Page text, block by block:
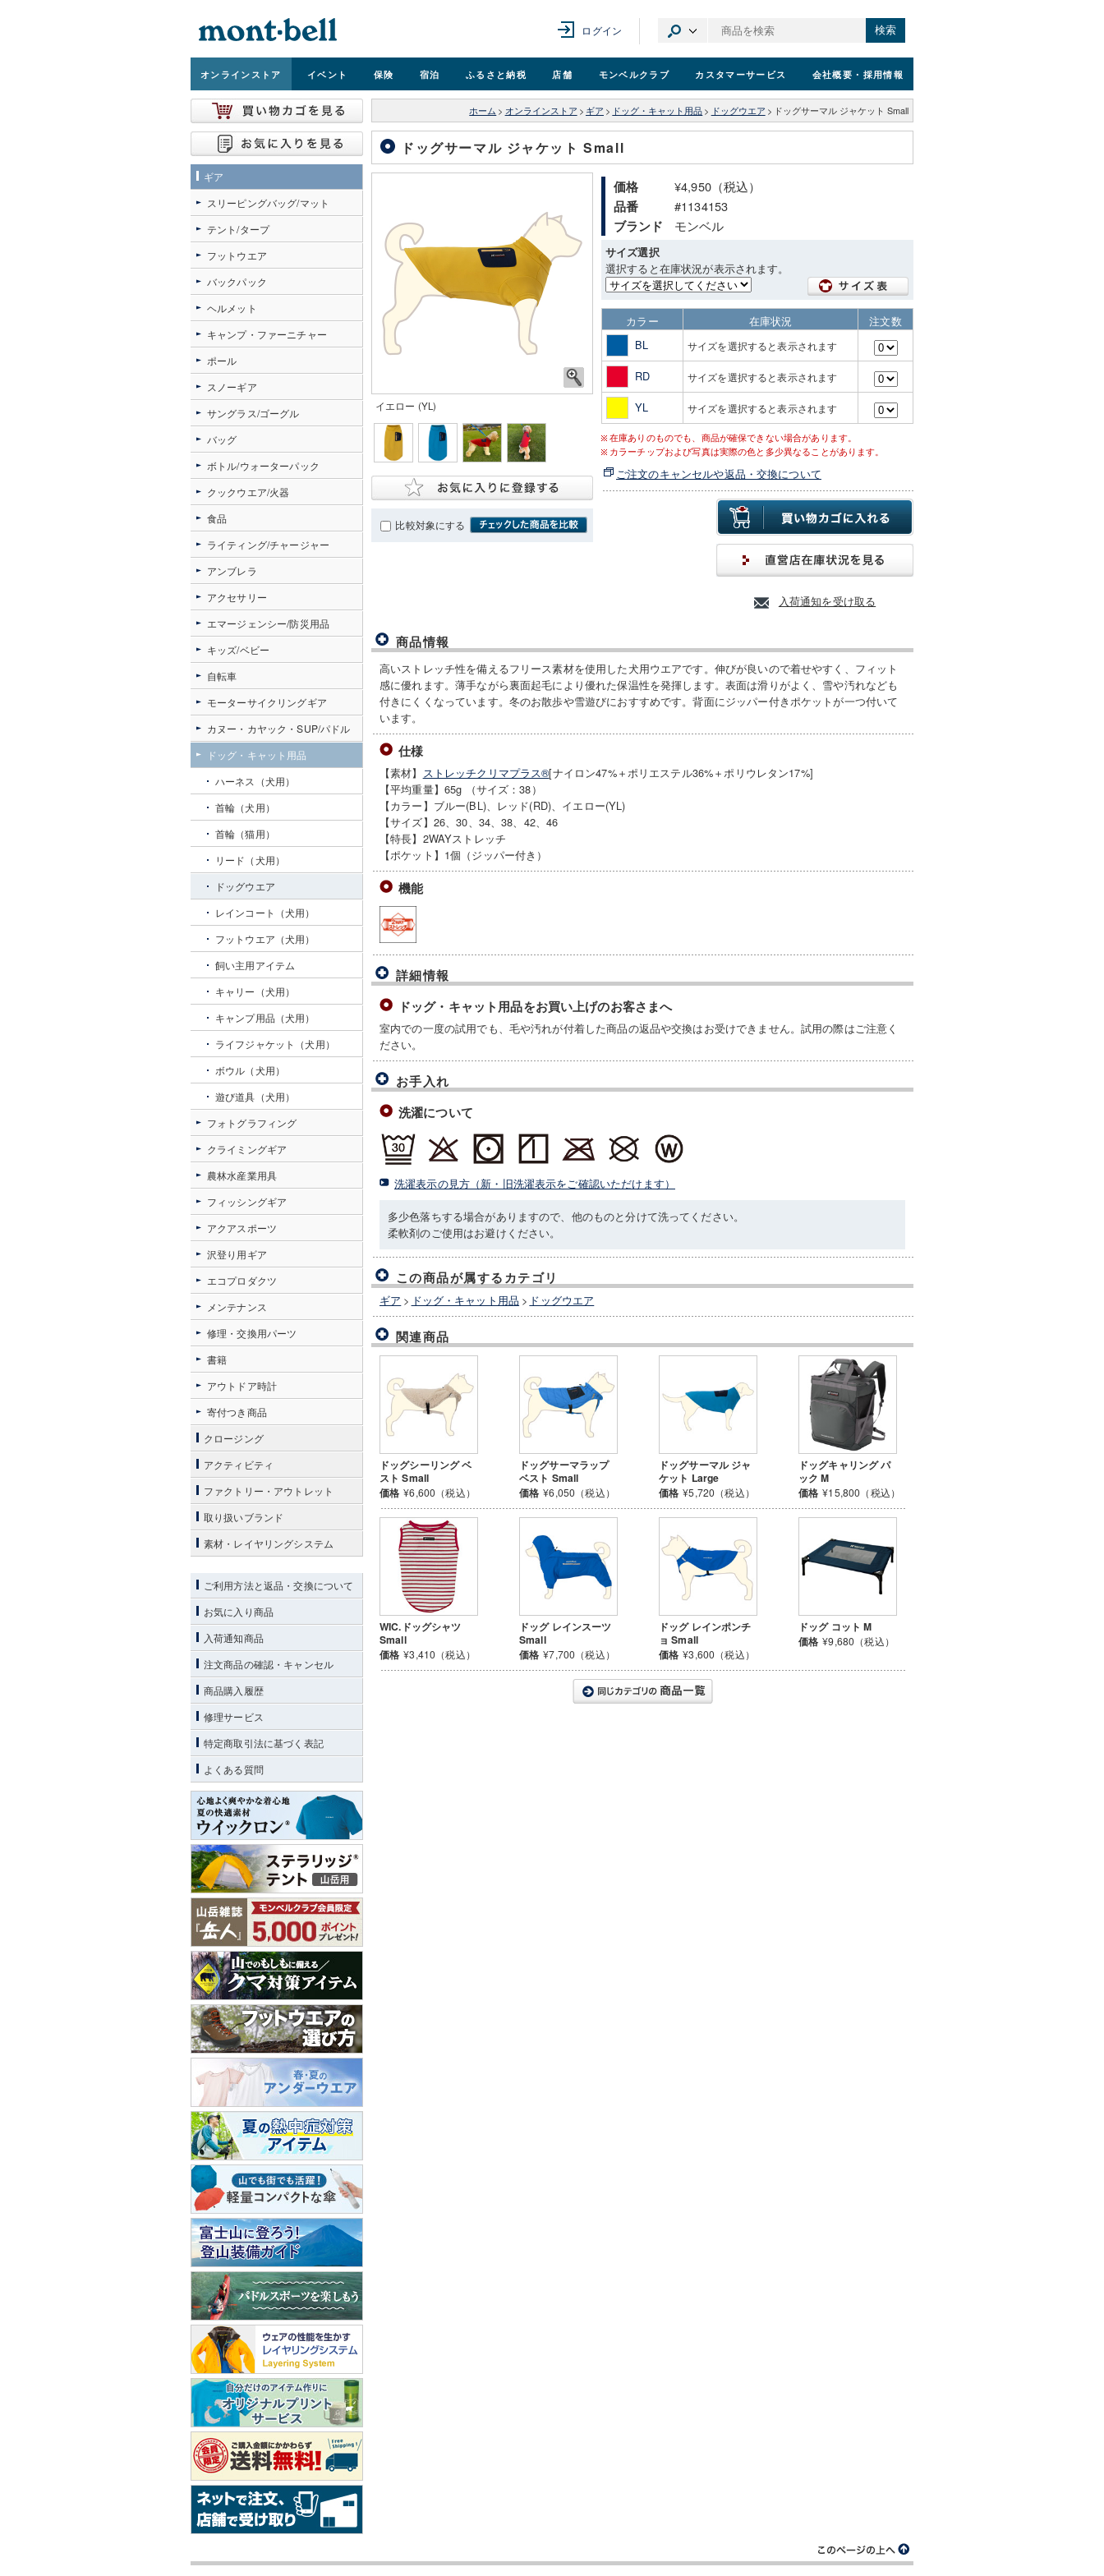
ログイン 検索
オンラインストア イベント 保険 宿泊 ふるさと納税 店舗 モンベルクラブ カスタマーサービス 会社概要 ・採用情報
ホーム > オンラインストア > ギア > ドッグ・キャット用品 > ドッグウエア > ドッグサーマル ジャケット Small
ドッグサーマル ジャケット Small
イエロー (YL)
比較対象にする
価格 ¥4,950（税込）
品番 #1134153
ブランド モンベル
サイズ選択
選択すると在庫状況が表示されます。
カラー 在庫状況
注文数
BL
サイズを選択すると表示されます
RD サイズを選択すると表示されます
YL サイズを選択すると表示されます
在庫ありのものでも、商品が確保できない場合があります。
カラーチップおよび写真は実際の色と多少異なることがあります。
ご注文のキャンセルや返品・交換について
入荷通知を受け取る
商品情報
高いストレッチ性を備えるフリース素材を使用した犬用ウエアです。伸びが良いので着せやすく、フィット
感に優れます。薄手ながら裏面起毛により優れた保温性を発揮します。表面は滑りがよく、雪や汚れなども
付きにくくなっています。冬のお散歩や雪遊びにおすすめです。背面にジッパー付きポケットが一つ付いて
います。
仕様
【素材】 ストレッチクリマプラス®[ナイロン47%＋ポリエステル36%＋ポリウレタン17%]
【平均重量】65g （サイズ：38）
【カラー】ブルー(BL)、レッド(RD)、イエロー(YL)
【サイズ】26、30、34、38、42、46
【特長】2WAYストレッチ
【ポケット】1個（ジッパー付き）
機能
詳細情報
ドッグ・キャット用品をお買い上げのお客さまへ
室内での一度の試用でも、毛や汚れが付着した商品の返品や交換はお受けできません。試用の際はご注意く
ださい。
お手入れ
洗濯について
洗濯表示の見方（新・旧洗濯表示をご確認いただけます）
多少色落ちする場合がありますので、他のものと分けて洗ってください。
柔軟剤のご使用はお避けください。
この商品が属するカテゴリ
ギア > ドッグ・キャット用品 > ドッグウエア
関連商品
ドッグシーリング ベ
スト Small
価格 ¥6,600（税込）
ドッグサーマラップ
ベスト Small
価格 ¥6,050（税込）
ドッグサーマル ジャ
ケット Large
価格 ¥5,720（税込）
ドッグキャリング パ
ック M
価格 ¥15,800（税込）
WIC.ドッグシャツ
Small
価格 ¥3,410（税込）
ドッグ レインスーツ
Small
価格 ¥7,700（税込）
ドッグ レインポンチ
ョ Small
価格 ¥3,600（税込）
ドッグ コット M
価格 ¥9,680（税込）
ギア
スリーピングバッグ/マット
テント/タープ
フットウエア
バックパック
ヘルメット
キャンプ・ファーニチャー
ポール
スノーギア
サングラス/ゴーグル
バッグ
ボトル/ウォーターパック
クックウエア/火器
食品
ライティング/チャージャー
アンブレラ
アクセサリー
エマージェンシー/防災用品
キッズ/ベビー
自転車
モーターサイクリングギア
カヌー・カヤック・SUP/パドル
ドッグ・キャット用品
ハーネス（犬用）
首輪（犬用）
首輪（猫用）
リード（犬用）
ドッグウエア
レインコート（犬用）
フットウエア（犬用）
飼い主用アイテム
キャリー（犬用）
キャンプ用品（犬用）
ライフジャケット（犬用）
ボウル（犬用）
遊び道具（犬用）
フォトグラフィング
クライミングギア
農林水産業用具
フィッシングギア
アクアスポーツ
沢登り用ギア
エコプロダクツ
メンテナンス
修理・交換用パーツ
書籍
アウトドア時計
寄付つき商品
クロージング
アクティビティ
ファクトリー・アウトレット
取り扱いブランド
素材・レイヤリングシステム
ご利用方法と返品・交換について
お気に入り商品
入荷通知商品
注文商品の確認・キャンセル
商品購入履歴
修理サービス
特定商取引法に基づく表記
よくある質問